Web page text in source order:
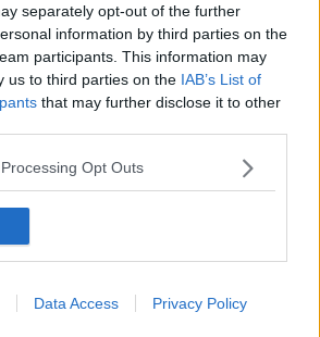
separately opt-out of the further
information by third parties on the
participants. This information may
us to third parties on the IAB’s List of
that may further disclose it to other
Opt Outs
Data Access Privacy Policy
una educazione alimentare basata su una
produzioni locali e stagionali. Gli chef di
accoglieranno gli chef stellati Umberto
Enrico Mazzaroni, Iside De Cesare,
Ferrarini, Marcello Corrado, Enrico
Marcello Corrado, Paolo Antinori, e
chef Loretta Fanella, il pasticcere
chef Mario Comitale, Paolo Paciaroni,
Campani, Matteo San Giovanni, Salvatore
Ciofo, Emiliano Rossi, Maria Luisa
e i maestri gelatieri Stefano Cecconi e
stampa IL PROGRAMMA VENERDÌ 17
“Cortona Terra di Syrah” Con un comitato